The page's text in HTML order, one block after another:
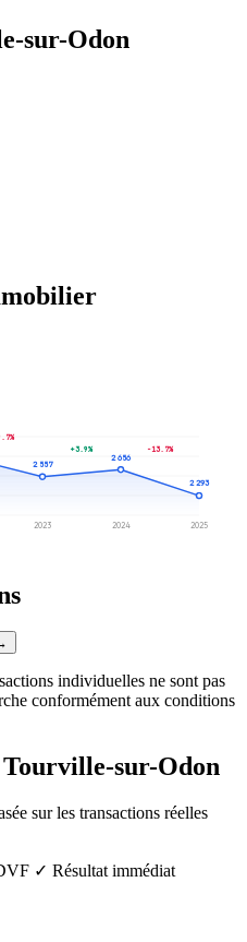
sur-Odon
2 557
2023
2 656
2024
2 293
2025
+3.9%
-13.7%
individuelles ne sont pas
conformément aux conditions
sur-Odon
sur les transactions réelles
✓ Résultat immédiat